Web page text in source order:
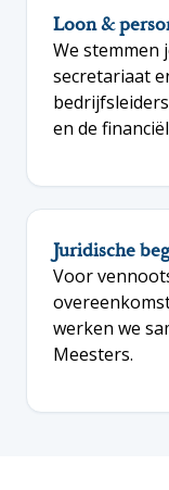
Loon &
We stemmen
secretariaat
en de
Juridische
Voor
werken we
Meesters.